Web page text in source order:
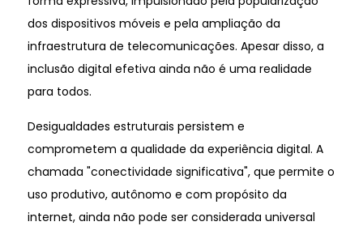
dos dispositivos móveis e pela ampliação da
infraestrutura de telecomunicações. Apesar disso, a
inclusão digital efetiva ainda não é uma realidade
para todos.
Desigualdades estruturais persistem e
comprometem a qualidade da experiência digital. A
chamada "conectividade significativa", que permite o
uso produtivo, autônomo e com propósito da
internet, ainda não pode ser considerada universal